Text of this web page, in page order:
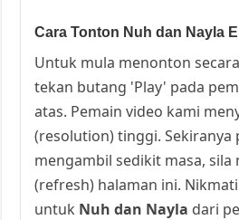
Cara Tonton Nuh dan Nayla
Untuk mula menonton
tekan butang 'Play' pada
atas. Pemain video kami
(resolution) tinggi. Sekiranya
mengambil sedikit masa, sila
(refresh) halaman ini.
untuk Nuh dan Nayla dari